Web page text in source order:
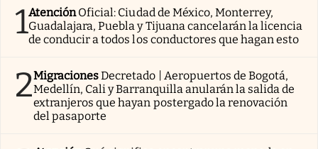
1AtenciónOficial: Ciudad de México, Monterrey,
Guadalajara, Puebla y Tijuana cancelarán la licencia
de conducir a todos los conductores que hagan esto
2MigracionesDecretado | Aeropuertos de Bogotá,
Medellín, Cali y Barranquilla anularán la salida de
extranjeros que hayan postergado la renovación
del pasaporte